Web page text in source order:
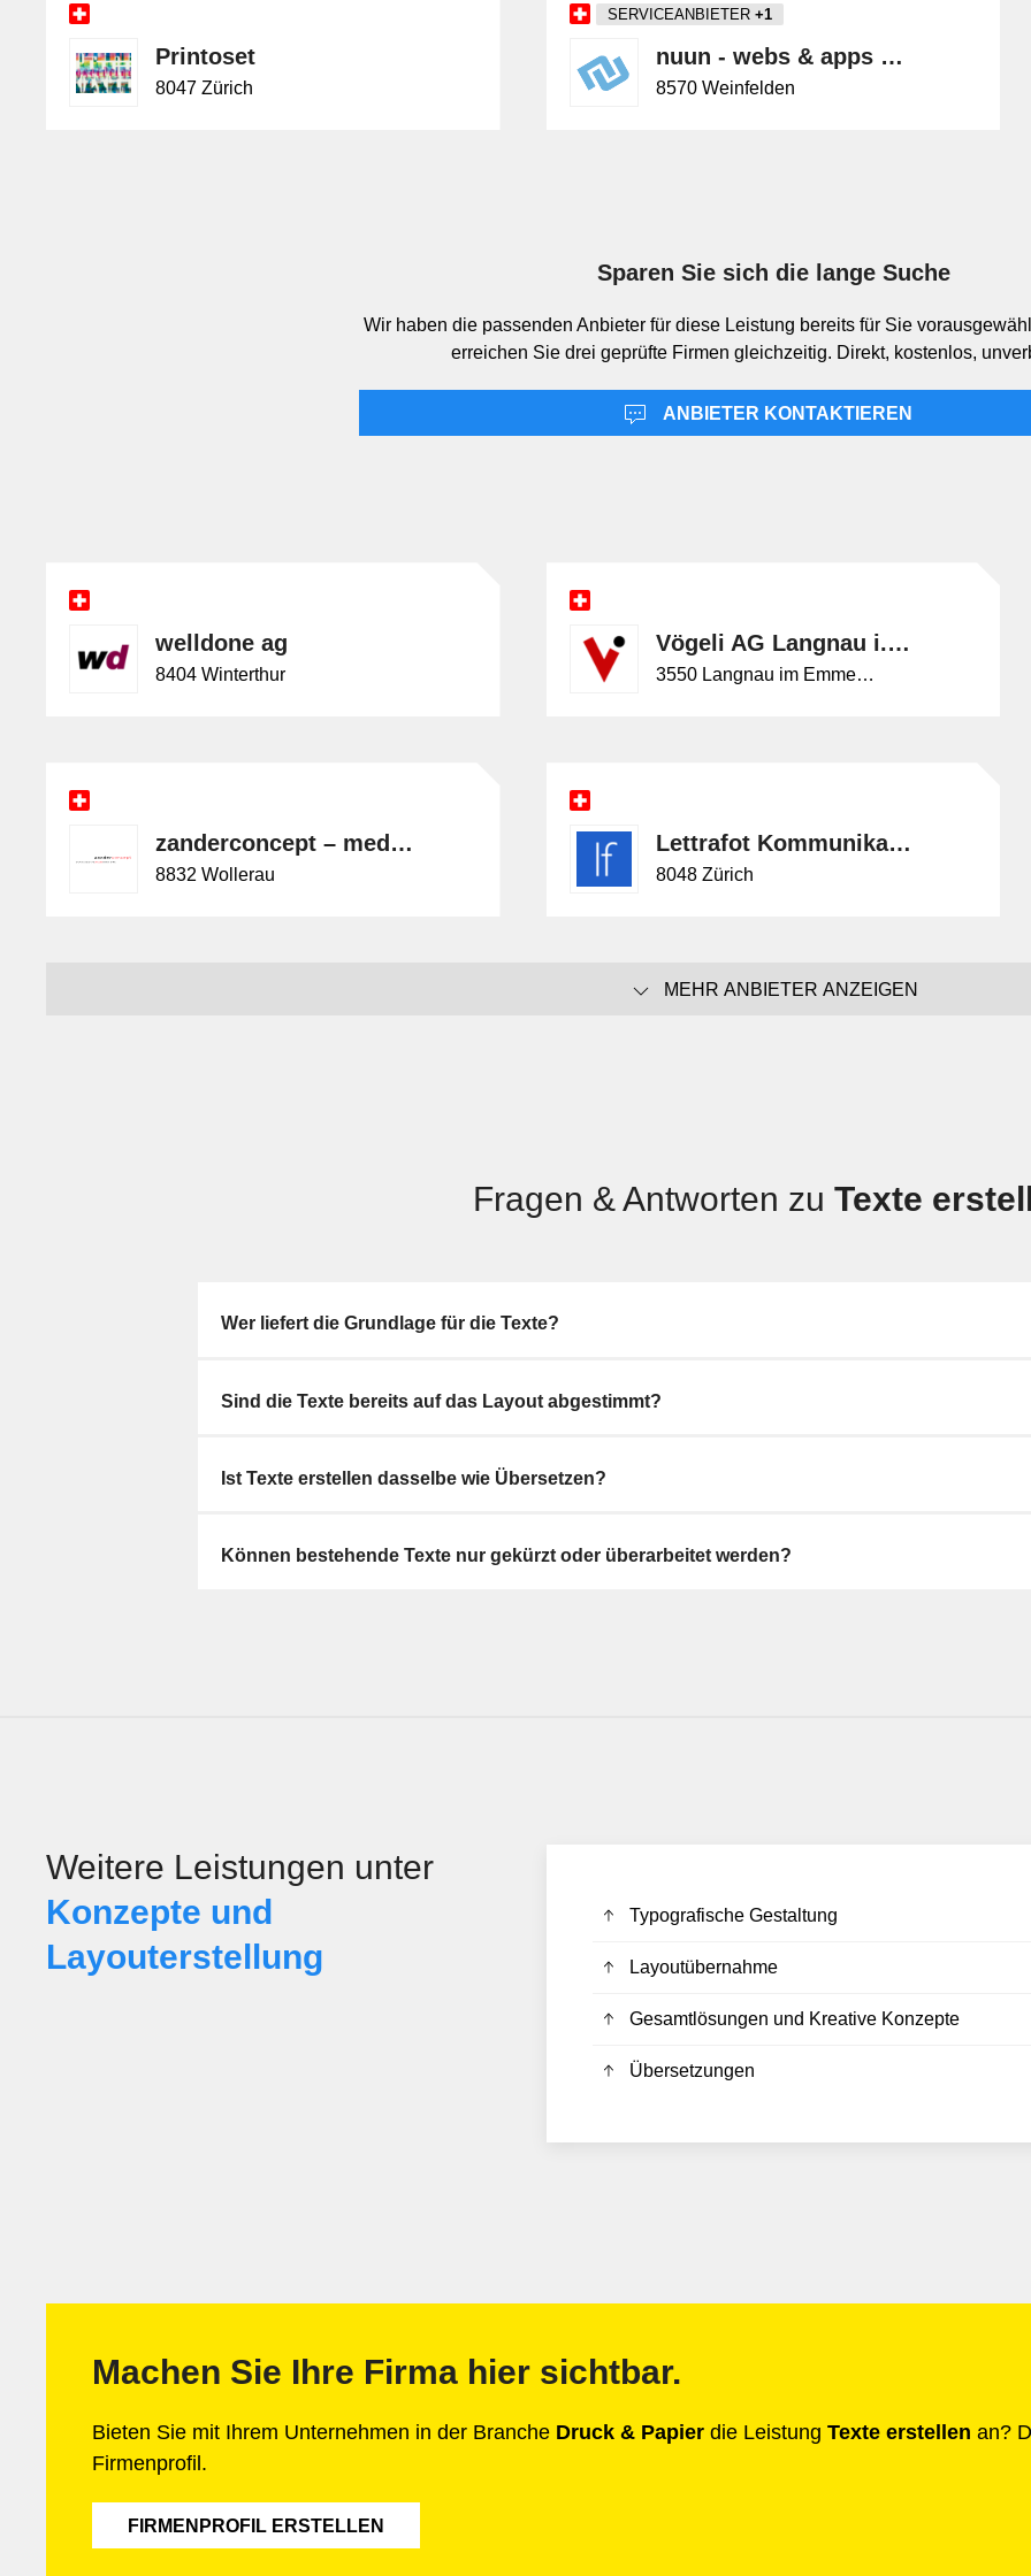
Printoset
8047 Zürich
SERVICEANBIETER +1
nuun - webs & apps gmbh
8570 Weinfelden
Sparen Sie sich die lange Suche
Wir haben die passenden Anbieter für diese Leistung bereits für Sie
erreichen Sie drei geprüfte Firmen gleichzeitig. Direkt, kostenlos,
ANBIETER KONTAKTIEREN
welldone ag
8404 Winterthur
Vögeli AG Langnau i. E.
3550 Langnau im Emmental
zanderconcept – medienkonzeption + gestaltung
8832 Wollerau
Lettrafot Kommunikation GmbH
8048 Zürich
MEHR ANBIETER ANZEIGEN
Fragen & Antworten zu Texte
Wer liefert die Grundlage für die Texte?
Sind die Texte bereits auf das Layout abgestimmt?
Ist Texte erstellen dasselbe wie Übersetzen?
Können bestehende Texte nur gekürzt oder überarbeitet werden?
Weitere Leistungen unter
Konzepte und
Layouterstellung
Typografische Gestaltung
Layoutübernahme
Gesamtlösungen und Kreative Konzepte
Übersetzungen
Machen Sie Ihre Firma hier sichtbar.
Bieten Sie mit Ihrem Unternehmen in der Branche Druck & Papier die Leistung Texte erstellen an?
Firmenprofil.
FIRMENPROFIL ERSTELLEN